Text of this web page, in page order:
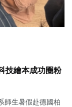
技繪本成功圈粉
師生暑假赴德國柏